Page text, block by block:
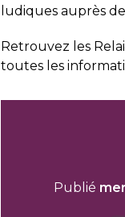
ludiques auprès
Retrouvez les
toutes les
Publié